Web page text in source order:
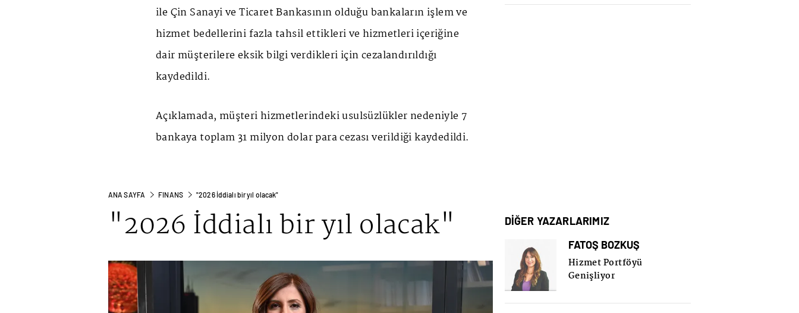
ile Çin Sanayi ve Ticaret Bankasının olduğu bankaların işlem ve
hizmet bedellerini fazla tahsil ettikleri ve hizmetleri içeriğine
dair müşterilere eksik bilgi verdikleri için cezalandırıldığı
kaydedildi.
Açıklamada, müşteri hizmetlerindeki usulsüzlükler nedeniyle 7
bankaya toplam 31 milyon dolar para cezası verildiği kaydedildi.
ANA SAYFA FINANS "2026 İddialı bir yıl olacak"
"2026 İddialı bir yıl olacak"
DİĞER YAZARLARIMIZ
FATOŞ BOZKUŞ
Hizmet Portföyü
Genişliyor